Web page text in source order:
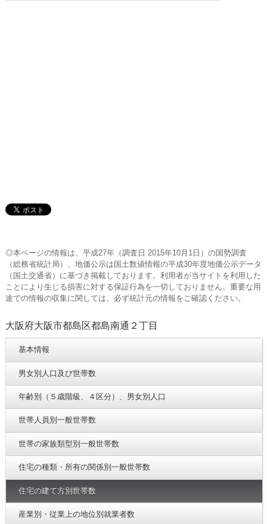
◎本ページの情報は、平成27年（調査日 2015年10月1日）の国勢調査
（総務省統計局）、地価公示は国土数値情報の平成30年度地価公示データ
（国土交通省）に基づき掲載しております。利用者が当サイトを利用した
ことにより生じる損害に対する保証行為を一切しておりません。重要な用
途での情報の収集に関しては、必ず統計元の情報をご確認ください。
大阪府大阪市都島区都島南通２丁目
基本情報
男女別人口及び世帯数
年齢別（５歳階級、４区分）、男女別人口
世帯人員別一般世帯数
世帯の家族類型別一般世帯数
住宅の種類・所有の関係別一般世帯数
住宅の建て方別世帯数
産業別・従業上の地位別就業者数